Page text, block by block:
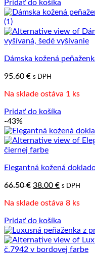
Pridať do košíka
Dámska kožená
95.60 € s DPH
Na sklade ostáva 1 ks
Pridať do košíka
-43%
Elegantná kožená
66.50€ Pôvodná
bola:
38.00 €Aktuálna
je:
s DPH
Na sklade ostáva 8 ks
Pridať do košíka